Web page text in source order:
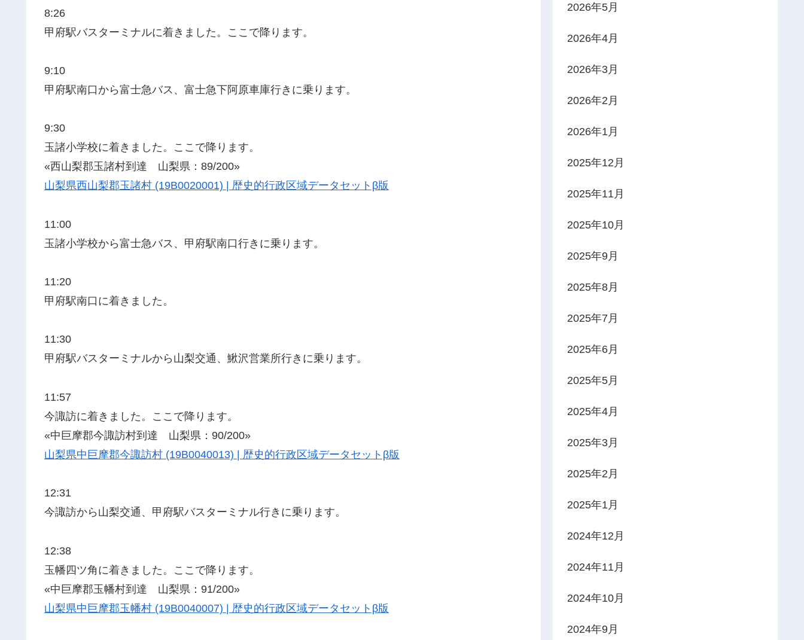
8:26
甲府駅バスターミナルに着きました。ここで降ります。
9:10
甲府駅南口から富士急バス、富士急下阿原車庫行きに乗ります。
9:30
玉諸小学校に着きました。ここで降ります。
«西山梨郡玉諸村到達 山梨県：89/200»
山梨県西山梨郡玉諸村 (19B0020001) | 歴史的行政区域データセットβ版
11:00
玉諸小学校から富士急バス、甲府駅南口行きに乗ります。
11:20
甲府駅南口に着きました。
11:30
甲府駅バスターミナルから山梨交通、鰍沢営業所行きに乗ります。
11:57
今諏訪に着きました。ここで降ります。
«中巨摩郡今諏訪村到達 山梨県：90/200»
山梨県中巨摩郡今諏訪村 (19B0040013) | 歴史的行政区域データセットβ版
12:31
今諏訪から山梨交通、甲府駅バスターミナル行きに乗ります。
12:38
玉幡四ツ角に着きました。ここで降ります。
«中巨摩郡玉幡村到達 山梨県：91/200»
山梨県中巨摩郡玉幡村 (19B0040007) | 歴史的行政区域データセットβ版
2026年5月
2026年4月
2026年3月
2026年2月
2026年1月
2025年12月
2025年11月
2025年10月
2025年9月
2025年8月
2025年7月
2025年6月
2025年5月
2025年4月
2025年3月
2025年2月
2025年1月
2024年12月
2024年11月
2024年10月
2024年9月